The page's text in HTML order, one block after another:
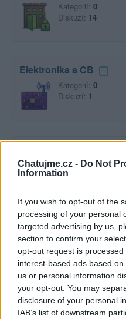
Chatujme.cz - Do Not
Information
If you wish to opt-out of the
processing of your personal
targeted advertising by us,
section to confirm your
opt-out request is
interest-based ads based
us or personal information
your opt-out. You may
disclosure of your personal
IAB’s list of downstream
Kategorií: 0
Diskuzí: 14
Elektronika a CB
Kategorií: 0
Diskuzí: 1
Kategorií: 0
Diskuzí:
Film a televize
Kategorií:2
Diskuzí:19
Hudba